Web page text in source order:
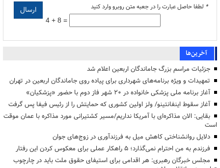
* لطفا حاصل عبارت را در جعبه متن روبرو وارد کنید
4 + 8 =
آخرین‌ها
جزئیات مراسم بزرگ جاماندگان اربعین اعلام شد
تمهیدات و ویژه برنامه‌های شهرداری برای پیاده روی جاماندگان اربعین در تهران
آغاز برنامه ملی پزشکی خانواده در ۲۰ شهر فاز دوم با حضور «پزشکیان»
آغاز سقوط اینفانتینو/ ولز اولین کشوری که حمایتش را از رئیس فیفا پس گرفت
بقایی: الان مذاکره‌ای با آمریکا نداریم/مسیر کشتیرانی مورد مذاکره با عمان موقت
است
دلایل روانشناختی کاهش میل به فرزندآوری در زوج‌های جوان
فرزندم به من احترام نمی‌گذارد؛ ۵ راهکار عملی برای معکوس کردن این رفتار
مجلس خبرگان رهبری: هر اقدامی برای استیفای حقوق ملت باید در چارچوب